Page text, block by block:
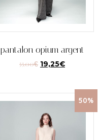
pantalon opium argent
55,00€ 19,25€
50%